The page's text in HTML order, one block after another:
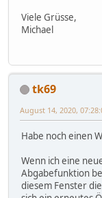
Viele Grüsse,
Michael
tk69
August 14, 2020,
Habe noch einen
Wenn ich eine
Abgabefunktion
diesem Fenster